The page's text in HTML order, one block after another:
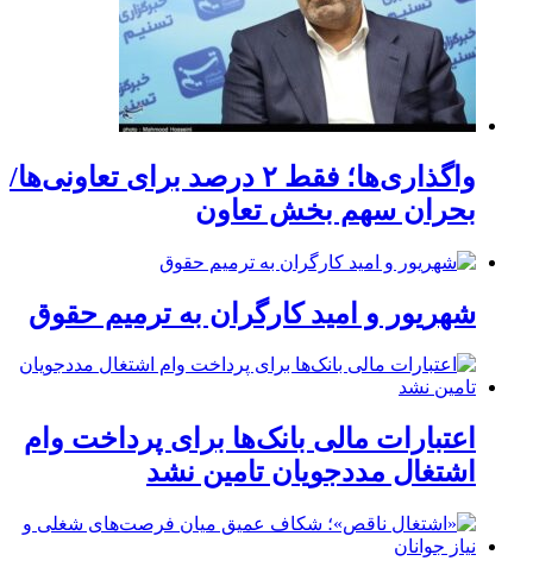
واگذاری‌ها؛ فقط ۲ درصد برای تعاونی‌ها/
بحران سهم بخش تعاون
شهریور و امید کارگران به ترمیم حقوق
اعتبارات مالی بانک‌ها برای پرداخت وام
اشتغال مددجویان تامین نشد